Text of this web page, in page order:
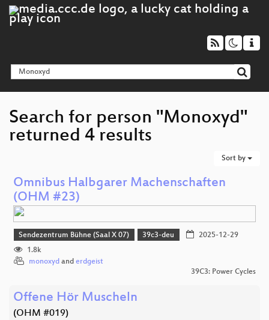
Search for person "Monoxyd"
returned 4 results
Sort by
Omnibus Halbgarer Machenschaften
(OHM #23)
Sendezentrum Bühne (Saal X 07) 39c3-deu
2025-12-29
1.8k
monoxyd and erdgeist
39C3: Power Cycles
Offene Hör Muscheln
(OHM #019)